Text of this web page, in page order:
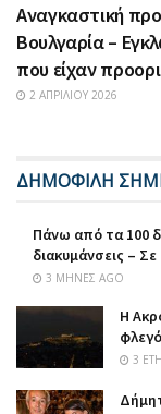
Αναγκαστική
Βουλγαρία –
που είχαν
2 ΑΠΡΙΛΊΟΥ 2026
ΔΗΜΟΦΙΛΗ
Πάνω από τα 100
διακυμάνσεις –
3 ΜΉΝΕΣ AGO
Η
3